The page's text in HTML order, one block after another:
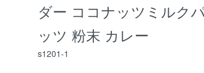
ダー ココナッツミルク
ッツ 粉末 カレー
s1201-1